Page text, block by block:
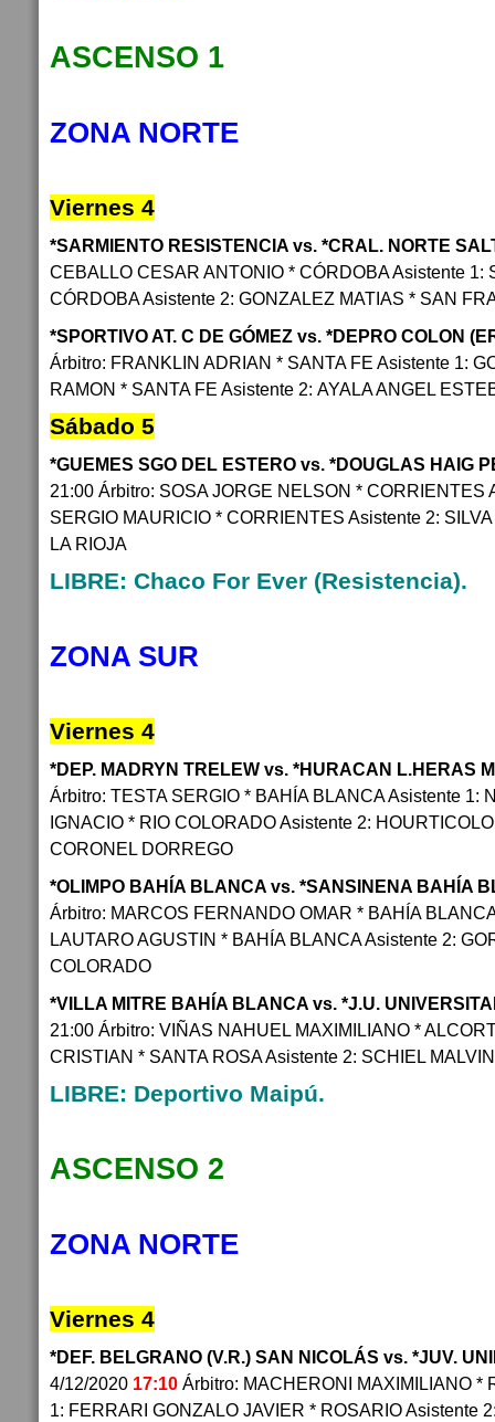
ASCENSO 1
ZONA NORTE
Viernes 4
*SARMIENTO RESISTENCIA vs. *CRAL. NORTE
CEBALLO CESAR ANTONIO * CÓRDOBA Asistente 1:
CÓRDOBA Asistente 2: GONZALEZ MATIAS * SAN
*SPORTIVO AT. C DE GÓMEZ vs. *DEPRO COLON
Árbitro: FRANKLIN ADRIAN * SANTA FE Asistente 1:
RAMON * SANTA FE Asistente 2: AYALA ANGEL
Sábado 5
*GUEMES SGO DEL ESTERO vs. *DOUGLAS HAIG
21:00 Árbitro: SOSA JORGE NELSON * CORRIENTES
SERGIO MAURICIO * CORRIENTES Asistente 2:
LA RIOJA
LIBRE: Chaco For Ever (Resistencia).
ZONA SUR
Viernes 4
*DEP. MADRYN TRELEW vs. *HURACAN L.HERAS
Árbitro: TESTA SERGIO * BAHÍA BLANCA Asistente 1:
IGNACIO * RIO COLORADO Asistente 2:
CORONEL DORREGO
*OLIMPO BAHÍA BLANCA vs. *SANSINENA BAHÍA
Árbitro: MARCOS FERNANDO OMAR * BAHÍA
LAUTARO AGUSTIN * BAHÍA BLANCA Asistente 2:
COLORADO
*VILLA MITRE BAHÍA BLANCA vs. *J.U.
21:00 Árbitro: VIÑAS NAHUEL MAXIMILIANO *
CRISTIAN * SANTA ROSA Asistente 2: SCHIEL
LIBRE: Deportivo Maipú.
ASCENSO 2
ZONA NORTE
Viernes 4
*DEF. BELGRANO (V.R.) SAN NICOLÁS vs. *JUV.
4/12/2020 17:10 Árbitro: MACHERONI MAXIMILIANO *
1: FERRARI GONZALO JAVIER * ROSARIO Asistente